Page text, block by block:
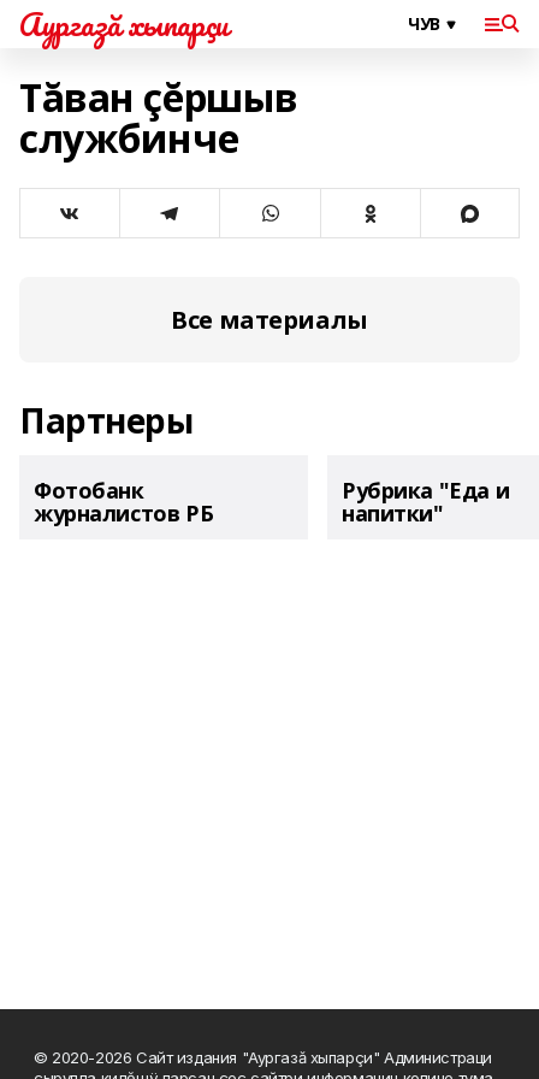
Аургазă хыпарçи
Тăван çĕршыв
службинче
Все материалы
Партнеры
Фотобанк
журналистов РБ
Рубрика "Еда и
напитки"
© 2020-2026 Сайт издания "Аургазă хыпарçи" Администраци